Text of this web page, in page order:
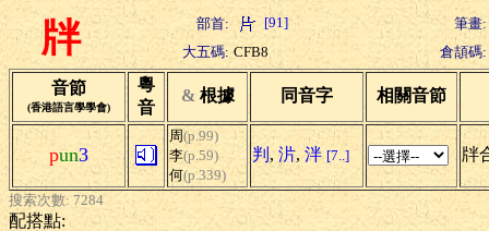
牉 部首: [91]
筆畫:
大五碼: CFB8 倉頡碼:
音節
(香港語言學學會)
粵
音
& 根據 同音字 相關音節
pun3
周(p.99)
李(p.59)
何(p.339)
判 , 沜, 泮 [7..] 牉
搜索次數: 7284
配搭點: